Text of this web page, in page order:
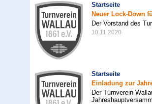
Startseite
Neuer Lock-Down
Der Vorstand des
10.11.2020
Startseite
Einladung zur
Der Turnverein